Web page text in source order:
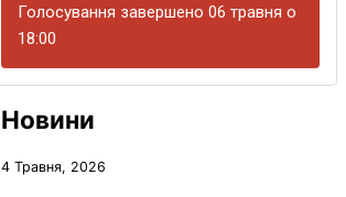
Голосування завершено 06 травня о
18:00
Новини
4 Травня, 2026